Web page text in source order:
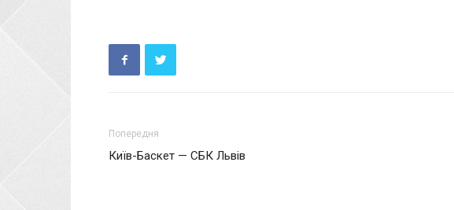
Попередня
Київ-Баскет — СБК Львів